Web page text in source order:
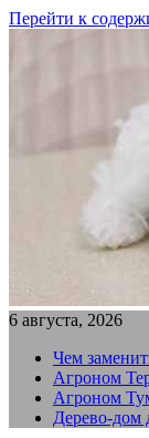
Перейти к
6 августа, 2026
Чем
Агроном
Агроном
Дерево-дом